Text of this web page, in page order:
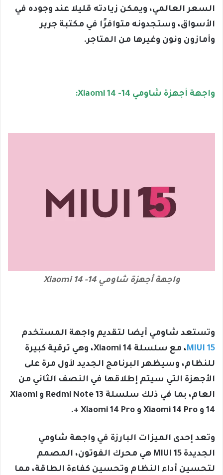
السعر العالمي، ويمكن زيادته قليلا عند وجوده في
الأسواق، وستجدونه متوافرًا في مكتبة جرير
وأمازون ونون وغيرها من المتاجر.
واجهة أجهزة شاومي 14- Xiaomi 14:
واجهة أجهزة شاومي 14- Xiaomi 14
وتستعد شاومي أيضا لتقديم واجهة المستخدم
MIUI 15
، مع سلسلة Xiaomi 14، وهي ترقية كبيرة
للنظام، وسيظهر البرنامج الجديد لأول مرة على
الأجهزة التي سيتم إطلاقها في النصف الثاني من
العام، بما في ذلك سلسلة Redmi Note 13 و Xiaomi
14 و Xiaomi 14 Pro و Xiaomi 14 Pro +.
وتعد إحدى الميزات البارزة في واجهة شاومي
الجديدة MIUI 15 هي محرك الفوتون، المصمم
لتحسين أداء النظام وتحسين كفاءة الطاقة، مما